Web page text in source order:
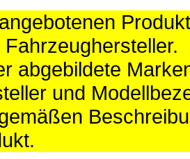
abgebildete
und